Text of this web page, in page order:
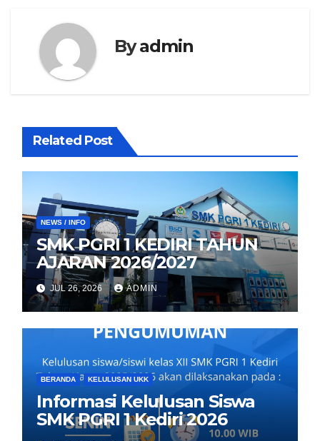
Byadmin
Related Post
NEWS / INFO
SMK PGRI 1 KEDIRI TAHUN
AJARAN 2026/2027
JUL 26, 2026 ADMIN
BERANDA KELULUSAN UKK
Informasi Kelulusan Siswa
SMK PGRI 1 Kediri 2026